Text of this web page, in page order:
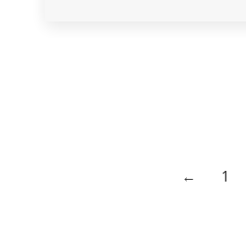
аурулардың
← 1